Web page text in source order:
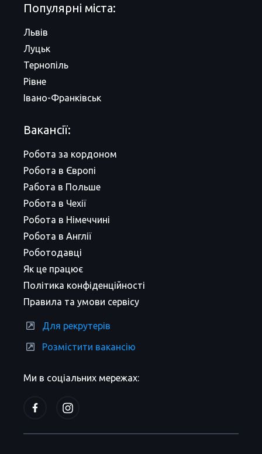
Ми в соціальних мережах:
Популярні міста:
Львів
Луцьк
Тернопіль
Рівне
Івано-Франківськ
Вакансії:
Робота за кордоном
Робота в Європі
Работа в Польше
Робота в Чехії
Робота в Німеччині
Робота в Англії
Роботодавці
Як це працює
Політика конфіденційності
Правила та умови сервісу
Для рекрутерів
Розмістити вакансію